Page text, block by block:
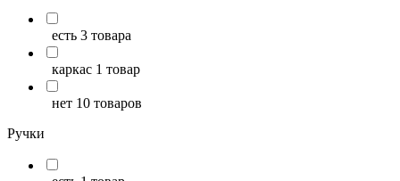
есть 3 товара
каркас 1 товар
нет 10 товаров
Ручки